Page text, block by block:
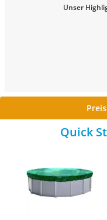
Unser
Quick